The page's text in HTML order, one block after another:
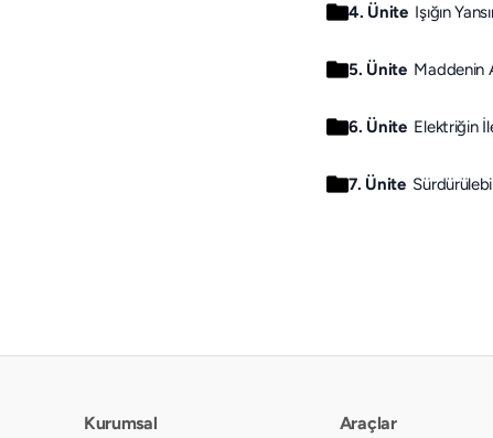
4. Ünite Işığın
5. Ünite Maddenin
6. Ünite Elektriğin
7. Ünite
Kurumsal Araçlar